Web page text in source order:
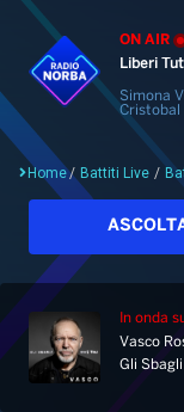
ON AIR
Liberi
Simona
Cristobal
Home
Home/ Battiti Live /
In onda
Vasco
Gli Sbagli